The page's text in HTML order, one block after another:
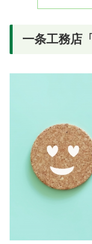
一条工務店